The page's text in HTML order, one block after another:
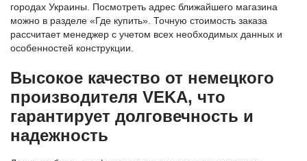
городах Украины. Посмотреть адрес ближайшего магазина
можно в разделе «Где купить». Точную стоимость заказа
рассчитает менеджер с учетом всех необходимых данных и
особенностей конструкции.
Высокое качество от немецкого
производителя VEKA, что
гарантирует долговечность и
надежность